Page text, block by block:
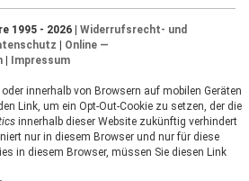
1995 - 2026 | Widerrufsrecht- und
| Online —
| Impressum
innerhalb von Browsern auf mobilen Geräten
Link, um ein Opt-Out-Cookie zu setzen, der die
innerhalb dieser Website zukünftig verhindert
nur in diesem Browser und nur für diese
in diesem Browser, müssen Sie diesen Link